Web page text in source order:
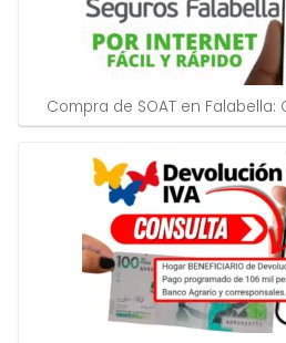
Compra de SOAT en Falabella: